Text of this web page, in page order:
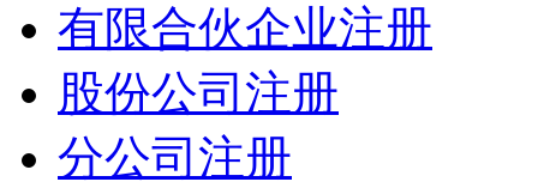
有限合伙企业注册
股份公司注册
分公司注册